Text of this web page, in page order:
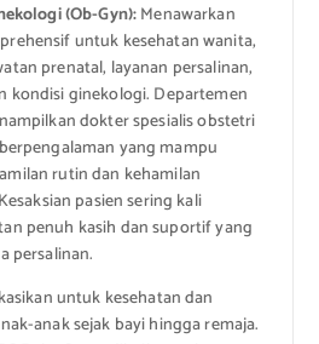
(Ob-Gyn):Menawarkan
untuk kesehatan wanita,
prenatal, layanan persalinan,
kondisi ginekologi. Departemen
dokter spesialis obstetri
yang mampu
rutin dan kehamilan
pasien sering kali
penuh kasih dan suportif yang
persalinan.
untuk kesehatan dan
anak sejak bayi hingga remaja.